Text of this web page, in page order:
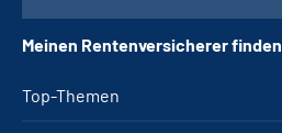
Top-Themen
Meinen Rentenversicherer finden